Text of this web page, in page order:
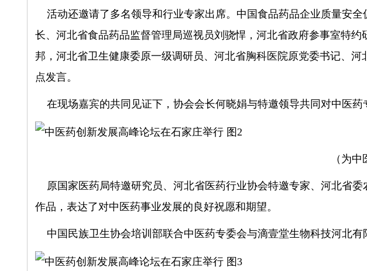
活动还邀请了多名领导和行业专家出席。中国食品药品企业质量安
长、河北省食品药品监督管理局巡视员刘骁悍，河北省政府参事室特
邦，河北省卫生健康委原一级调研员、河北省胸科医院原党委书记、
点发言。
在现场嘉宾的共同见证下，协会会长何晓娟与特邀领导共同对中医药
（为
原国家医药局特邀研究员、河北省医药行业协会特邀专家、河北省
作品，表达了对中医药事业发展的良好祝愿和期望。
中国民族卫生协会培训部联合中医药专委会与滴壹堂生物科技河北有